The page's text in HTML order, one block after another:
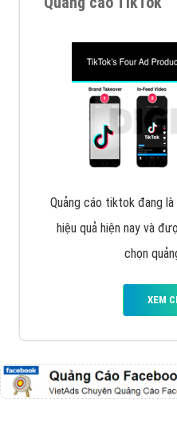
Quảng cáo tiktok đang
hiệu quả hiện nay và
chọn
XEM